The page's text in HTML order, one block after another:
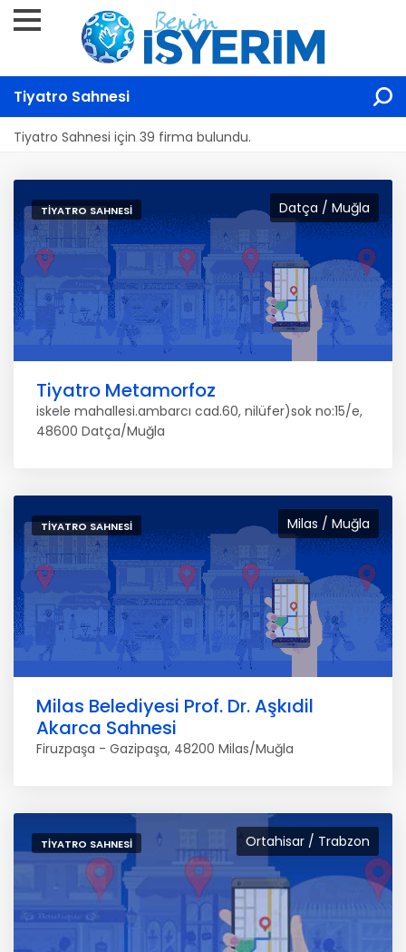
Tiyatro Sahnesi
Tiyatro Sahnesi için 39 firma bulundu.
Datça / Muğla
TIYATRO SAHNESI
Tiyatro Metamorfoz
iskele mahallesi.ambarcı cad.60, nilüfer)sok no:15/e,
48600 Datça/Muğla
Milas / Muğla
TIYATRO SAHNESI
Milas Belediyesi Prof. Dr. Aşkıdil
Akarca Sahnesi
Firuzpaşa - Gazipaşa, 48200 Milas/Muğla
Ortahisar / Trabzon
TIYATRO SAHNESI